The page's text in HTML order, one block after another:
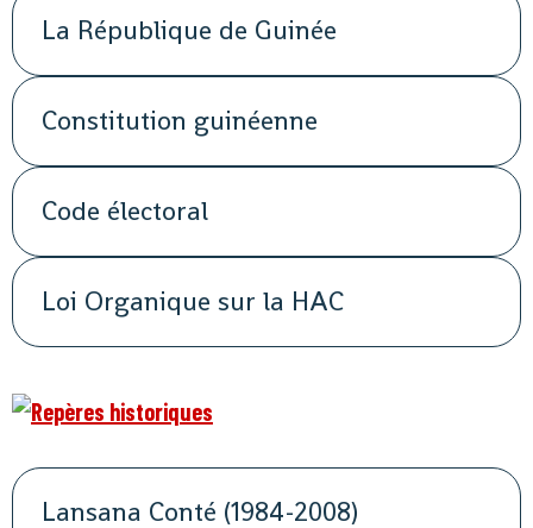
La République de Guinée
Constitution guinéenne
Code électoral
Loi Organique sur la HAC
Lansana Conté (1984-2008)